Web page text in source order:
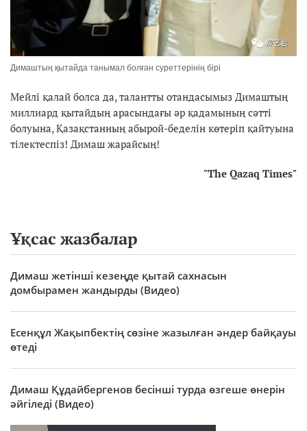
Димаштың қытайда танымал болған суреттерінің бірі
Мейлі қалай болса да, талантты отандасымыз Димаштың
миллиард қытайдың арасындағы әр қадамының сәтті
болуына, Қазақстанның абырой-беделін көтеріп қайтуына
тілектеспіз! Димаш жарайсың!
"The Qazaq Times"
Ұқсас жазбалар
Димаш жетінші кезеңде қытай сахнасын
домбырамен жандырды (Видео)
Есенқұл Жақыпбектің сөзіне жазылған әндер байқауы
өтеді
Димаш Құдайбергенов бесінші турда өзгеше өнерін
әйгіледі (Видео)